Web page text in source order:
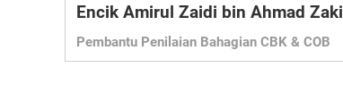
Encik Amirul Zaidi bin Ahmad Zaki
Pembantu Penilaian Bahagian CBK & COB